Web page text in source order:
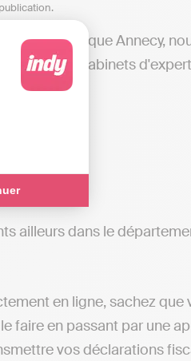
Personnalisez vos
ville autre que Annecy,
différents cabinets
ailleurs dans le
en ligne, sachez que
faire en passant par une
vos déclarations